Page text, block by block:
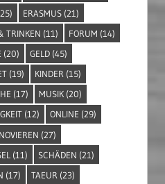
ERASMUS (21)
TRINKEN (11) FORUM (14)
(20) GELD (45)
(19) KINDER (15)
(17) MUSIK (20)
(12) ONLINE (29)
(27)
(11) SCHÄDEN (21)
(17) TAEUR (23)